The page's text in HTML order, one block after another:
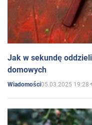
Jak w sekundę
domowych
Wiadomości05.03.2025 19:28